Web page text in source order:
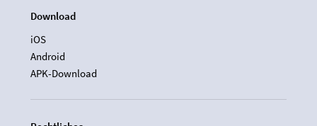
Download
iOS
Android
APK-Download